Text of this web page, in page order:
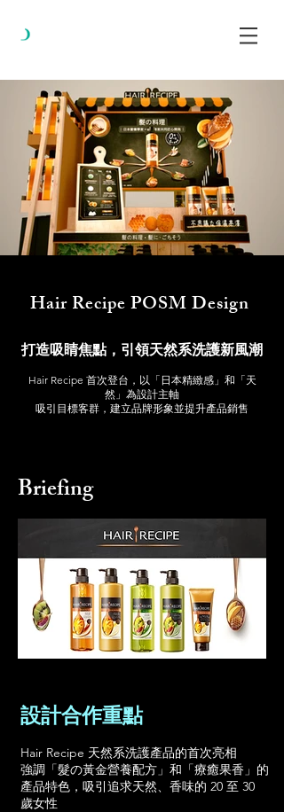
Hair Recipe POSM Design
打造吸睛焦點，引領天然系洗護新風潮
Hair Recipe 首次登台，以「日本精緻感」和「天
然」為設計主軸
吸引目標客群，建立品牌形象並提升產品銷售
Briefing
設計合作重點
Hair Recipe 天然系洗護產品的首次亮相
強調「髮の黃金營養配方」和「療癒果香」的
產品特色，吸引追求天然、香味的 20 至 30
歲女性